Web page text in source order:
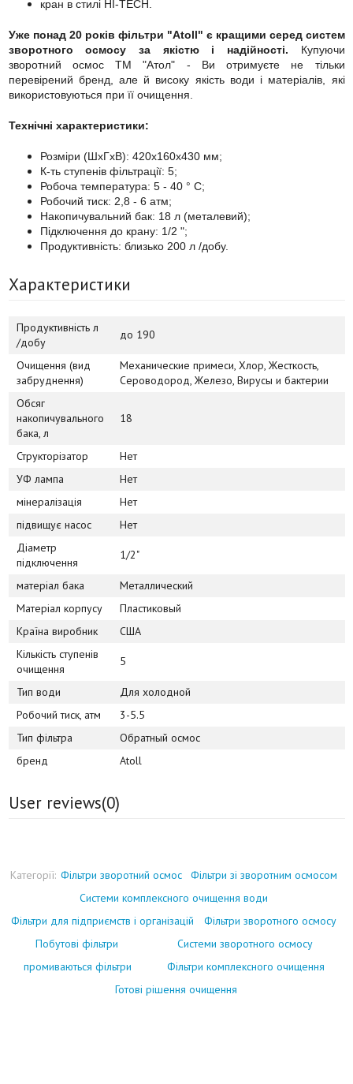
кран в стилі HI-TECH.
Уже понад 20 років фільтри "Atoll" є кращими серед систем
зворотного осмосу за якістю і надійності. Купуючи
зворотний осмос ТМ "Атол" - Ви отримуєте не тільки
перевірений бренд, але й високу якість води і матеріалів, які
використовуються при її очищення.
Технічні характеристики:
Розміри (ШхГхВ): 420x160x430 мм;
К-ть ступенів фільтрації: 5;
Робоча температура: 5 - 40 ° C;
Робочий тиск: 2,8 - 6 атм;
Накопичувальний бак: 18 л (металевий);
Підключення до крану: 1/2 ";
Продуктивність: близько 200 л /добу.
Характеристики
Продуктивність л
/добу
до 190
Очищення (вид
забруднення)
Механические примеси, Хлор, Жесткость,
Сероводород, Железо, Вирусы и бактерии
Обсяг
накопичувального
бака, л
18
Структорізатор
Нет
УФ лампа
Нет
мінералізація
Нет
підвищує насос
Нет
Діаметр
підключення
1/2"
матеріал бака
Металлический
Матеріал корпусу
Пластиковый
Країна виробник
США
Кількість ступенів
очищення
5
Тип води
Для холодной
Робочий тиск, атм
3-5.5
Тип фільтра
Обратный осмос
бренд
Atoll
User reviews(0)
Категорії: Фільтри зворотний осмос
Фільтри зі зворотним осмосом
Системи комплексного очищення води
Фільтри для підприємств і організацій
Фільтри зворотного осмосу
Побутові фільтри
Системи зворотного осмосу
промиваються фільтри
Фільтри комплексного очищення
Готові рішення очищення